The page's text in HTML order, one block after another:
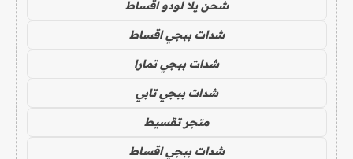
شحن يلا لودو اقساط
شدات ببجي اقساط
شدات ببجي تمارا
شدات ببجي تابي
متجر تقسيط
شدات ببجي اقساط